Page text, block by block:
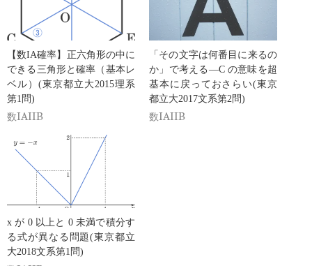
【数IA確率】正六角形の中に
できる三角形と確率（基本レ
ベル）(東京都立大2015理系
第1問)
数IAIIB
「その文字は何番目に来るの
か」で考える―C の意味を超
基本に戻っておさらい(東京
都立大2017文系第2問)
数IAIIB
x が 0 以上と 0 未満で積分す
る式が異なる問題(東京都立
大2018文系第1問)